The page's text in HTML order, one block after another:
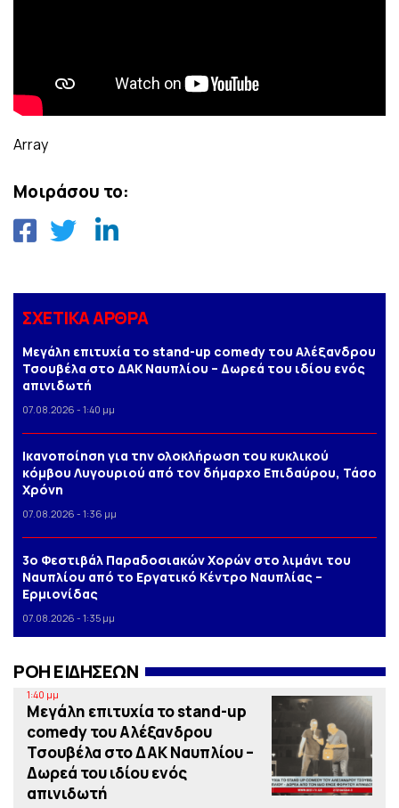
Array
Μοιράσου το:
ΣΧΕΤΙΚΑ ΑΡΘΡΑ
Μεγάλη επιτυχία το stand-up comedy του Αλέξανδρου
Τσουβέλα στο ΔΑΚ Ναυπλίου – Δωρεά του ιδίου ενός
απινιδωτή
07.08.2026 - 1:40 μμ
Iκανοποίηση για την ολοκλήρωση του κυκλικού
κόμβου Λυγουριού από τον δήμαρχο Επιδαύρου, Τάσο
Χρόνη
07.08.2026 - 1:36 μμ
3o Φεστιβάλ Παραδοσιακών Χορών στο λιμάνι του
Ναυπλίου από το Εργατικό Κέντρο Ναυπλίας –
Ερμιονίδας
07.08.2026 - 1:35 μμ
ΡΟΗ ΕΙΔΗΣΕΩΝ
1:40 μμ
Μεγάλη επιτυχία το stand-up
comedy του Αλέξανδρου
Τσουβέλα στο ΔΑΚ Ναυπλίου –
Δωρεά του ιδίου ενός
απινιδωτή